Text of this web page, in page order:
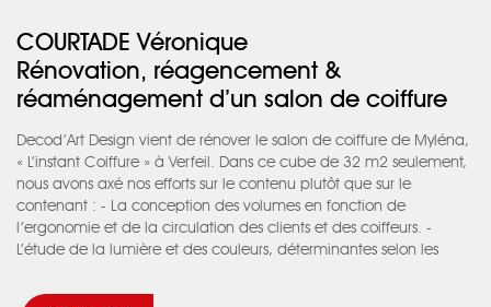
COURTADE Véronique
Rénovation, réagencement &
réaménagement d’un salon de coiffure
Decod’Art Design vient de rénover le salon de coiffure de Myléna,
« L’instant Coiffure » à Verfeil. Dans ce cube de 32 m2 seulement,
nous avons axé nos efforts sur le contenu plutôt que sur le
contenant : - La conception des volumes en fonction de
l’ergonomie et de la circulation des clients et des coiffeurs. -
L’étude de la lumière et des couleurs, déterminantes selon les
couleur, caisse, WC. - La création du mobilier sur mesure : retail,